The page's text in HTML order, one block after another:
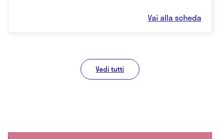
Vai alla scheda
Vedi tutti